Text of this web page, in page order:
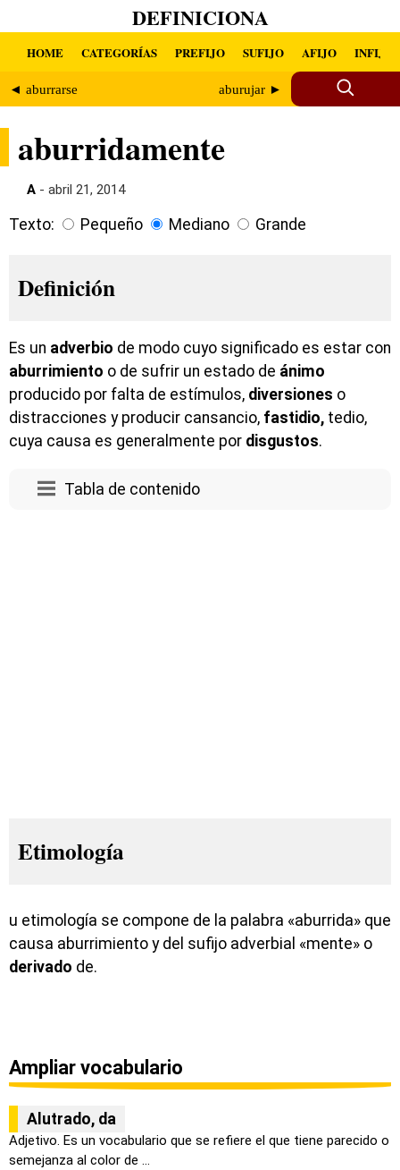
DEFINICIONA
HOME CATEGORÍAS PREFIJO SUFIJO AFIJO INFIJO
◄ aburrarse aburujar ►
aburridamente
A - abril 21, 2014
Texto: Pequeño Mediano Grande
Definición
Es un adverbio de modo cuyo significado es estar con
aburrimiento o de sufrir un estado de ánimo
producido por falta de estímulos, diversiones o
distracciones y producir cansancio, fastidio, tedio,
cuya causa es generalmente por disgustos.
Tabla de contenido
Etimología
u etimología se compone de la palabra «aburrida» que
causa aburrimiento y del sufijo adverbial «mente» o
derivado de.
Ampliar vocabulario
Alutrado, da
Adjetivo. Es un vocabulario que se refiere el que tiene parecido o
semejanza al color de ...